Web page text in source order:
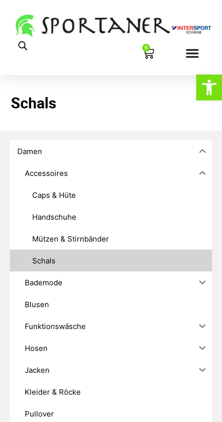
0
Schals
Damen
Accessoires
Caps & Hüte
Handschuhe
Mützen & Stirnbänder
Schals
Bademode
Blusen
Funktionswäsche
Hosen
Jacken
Kleider & Röcke
Pullover